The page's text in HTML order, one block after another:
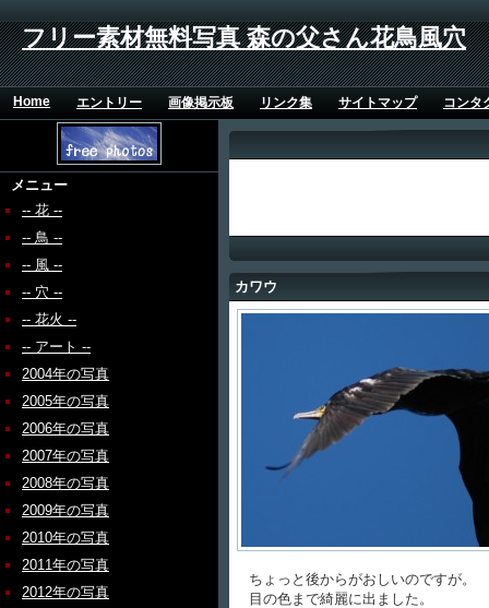
フリー素材無料写真 森の父さん花鳥風穴
Home エントリー 画像掲示板 リンク集 サイトマップ コンタ
メニュー
-- 花 --
-- 鳥 --
-- 風 --
-- 穴 --
-- 花火 --
-- アート --
2004年の写真
2005年の写真
2006年の写真
2007年の写真
2008年の写真
2009年の写真
2010年の写真
2011年の写真
2012年の写真
カワウ
ちょっと後からがおしいのですが。
目の色まで綺麗に出ました。